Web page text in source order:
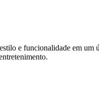
e funcionalidade em